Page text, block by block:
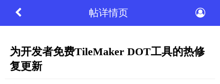
帖详情页
为开发者免费TileMaker DOT工具的热修
复更新